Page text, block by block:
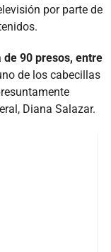
por parte de
90 presos, entre
de los cabecillas
Diana Salazar.